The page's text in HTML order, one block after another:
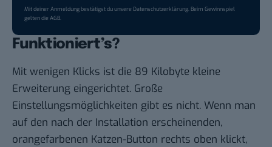
Mit deiner Anmeldung bestätigst du unsereDatenschutzerklärung. Beim Gewinnspiel
gelten dieAGB.
Funktioniert’s?
Mit wenigen Klicks ist die 89 Kilobyte kleine
Erweiterung eingerichtet. Große
Einstellungsmöglichkeiten gibt es nicht. Wenn man
auf den nach der Installation erscheinenden,
orangefarbenen Katzen-Button rechts oben klickt,